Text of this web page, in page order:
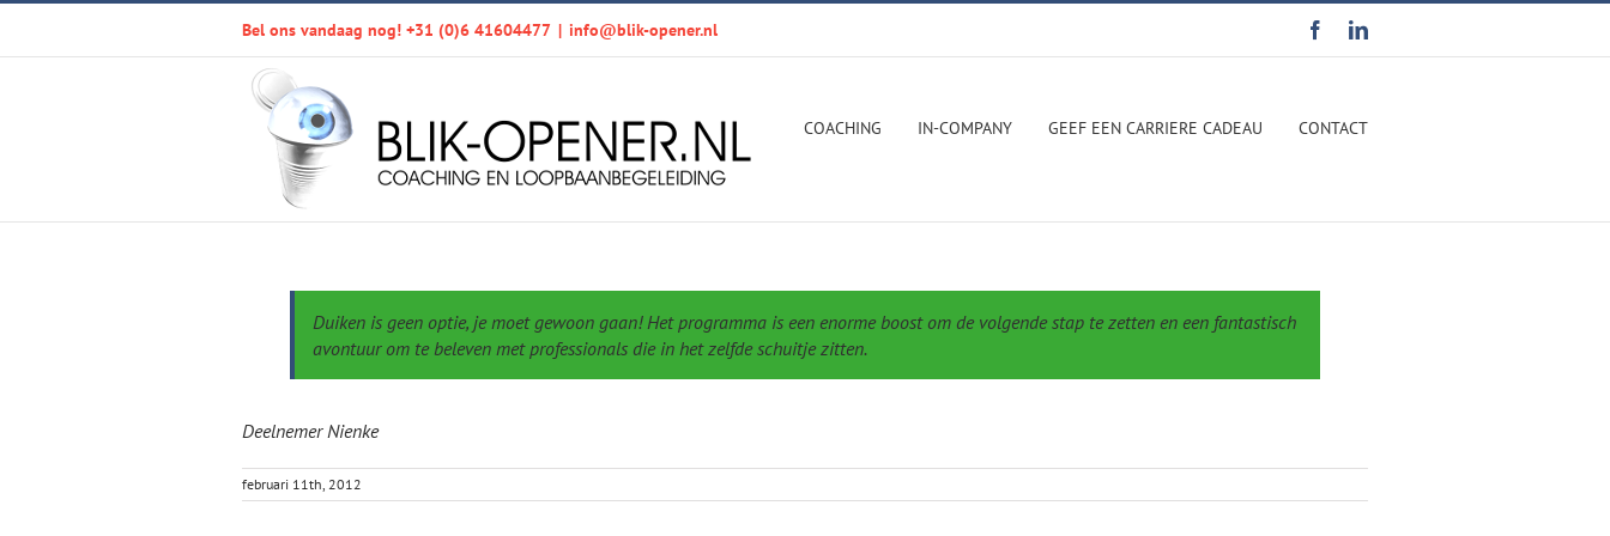
inhoud
Bel ons vandaag nog! +31 (0)6 41604477 | info@blik-opener.nl FacebookLinkedIn
COACHING IN-COMPANY GEEF EEN CARRIERE CADEAU CONTACT
Duiken is geen optie, je moet gewoon gaan! Het programma is een enorme boost om de volgende stap te zetten en een fantastisch
avontuur om te beleven met professionals die in het zelfde schuitje zitten.
Deelnemer Nienke
februari 11th, 2012